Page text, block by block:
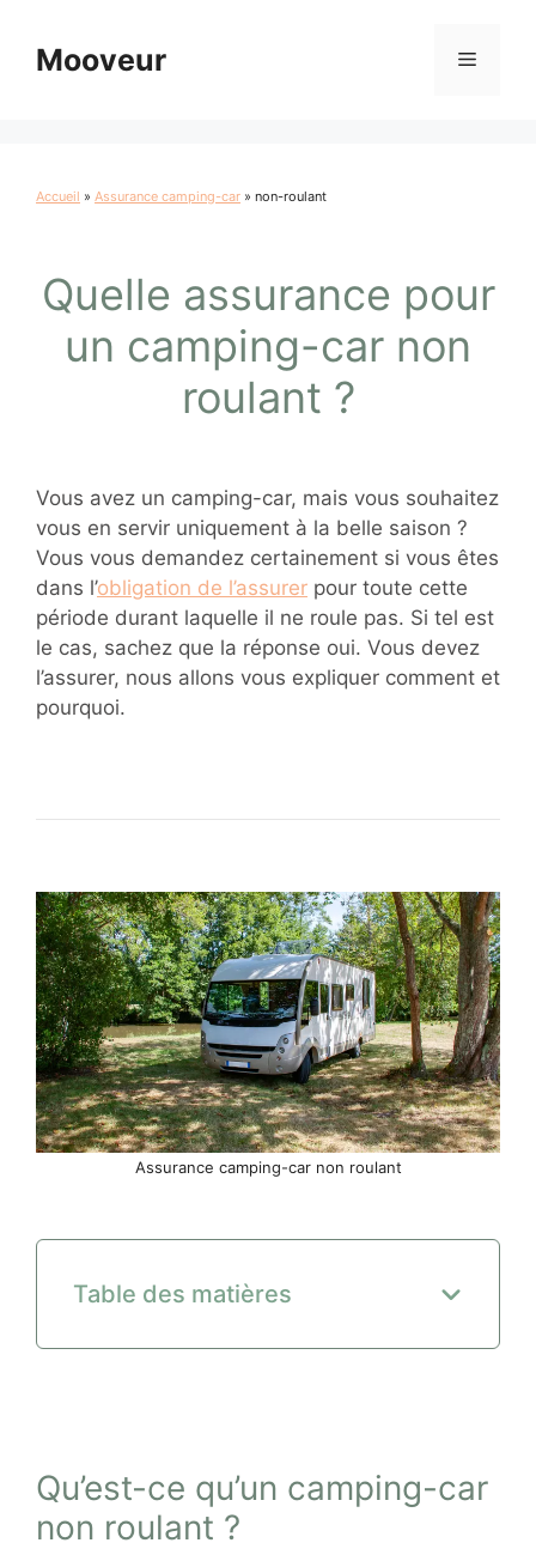
contenuMooveur Menu
Accueil » Assurance camping-car » non-roulant
Quelle assurance pour
un camping-car non
roulant ?
Vous avez un camping-car, mais vous souhaitez
vous en servir uniquement à la belle saison ?
Vous vous demandez certainement si vous êtes
dans l’obligation de l’assurer pour toute cette
période durant laquelle il ne roule pas. Si tel est
le cas, sachez que la réponse oui. Vous devez
l’assurer, nous allons vous expliquer comment et
pourquoi.
Assurance camping-car non roulant
Table des matières
Qu’est-ce qu’un camping-car
non roulant ?